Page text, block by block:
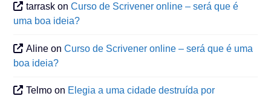
tarrask onCurso de Scrivener online – será que é
uma boa ideia?
Aline onCurso de Scrivener online – será que é uma
boa ideia?
Telmo on Elegia a uma cidade destruída por